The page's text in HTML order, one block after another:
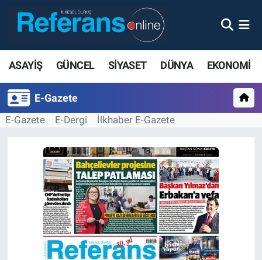
ASAYİŞ GÜNCEL SİYASET DÜNYA EKONOMİ
E-Gazete
E-Gazete E-Dergi İlkhaber E-Gazete